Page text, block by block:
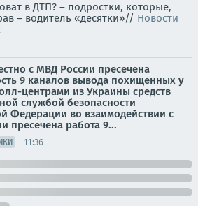
в ДТП? – подростки, которые,
– водитель «десятки»// Новости
с МВД России пресечена
9 каналов вывода похищенных у
центрами из Украины средств
службой безопасности
Федерации во взаимодействии с
пресечена работа 9...
11:36